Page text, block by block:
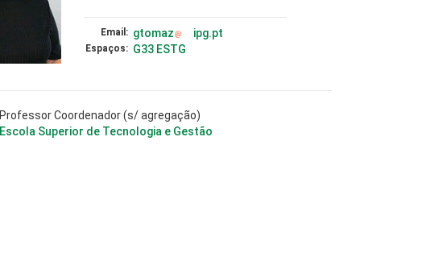
Email: gtomaz ipg.pt
Espaços: G33 ESTG
Professor Coordenador (s/ agregação)
Escola Superior de Tecnologia e Gestão